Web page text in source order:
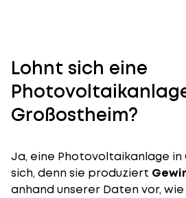
Lohnt sich eine
Großostheim?
Ja, eine Photovoltaikanlage
sich, denn sie produziert
anhand unserer Daten vor, wie